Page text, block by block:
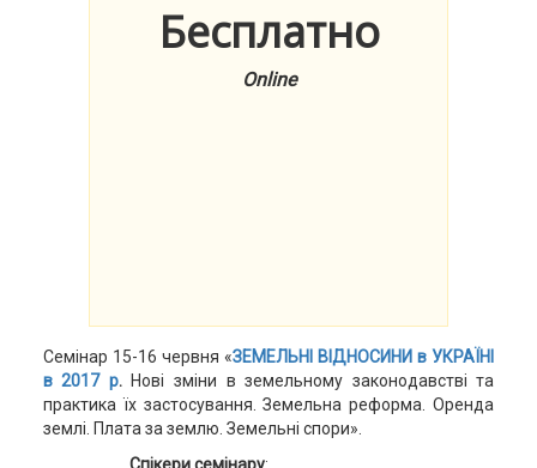
Бесплатно
Online
Семінар 15-16 червня «ЗЕМЕЛЬНІ ВІДНОСИНИ в УКРАЇНІ
в 2017 р.Нові зміни в земельному законодавстві та
практика їх застосування. Земельна реформа. Оренда
землі. Плата за землю. Земельні спори».